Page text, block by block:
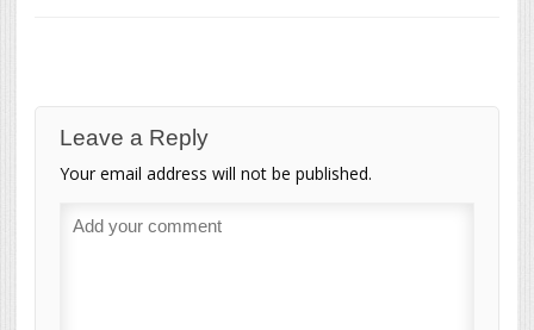
Leave a Reply
Your email address will not be published.